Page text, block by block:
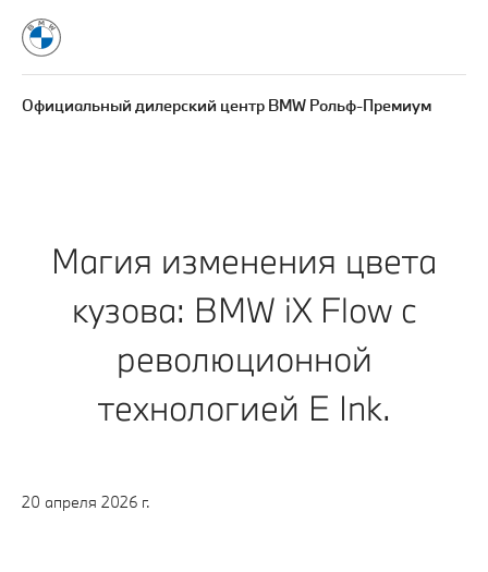
Официальный дилерский центр BMW Рольф-Премиум
Магия изменения цвета
кузова: BMW iX Flow с
революционной
технологией E Ink.
20 апреля 2026 г.